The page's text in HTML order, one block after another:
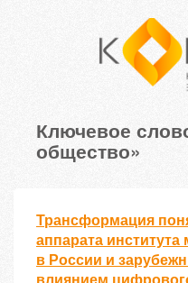
Ключевое
общество»
Трансформация
аппарата
в России и